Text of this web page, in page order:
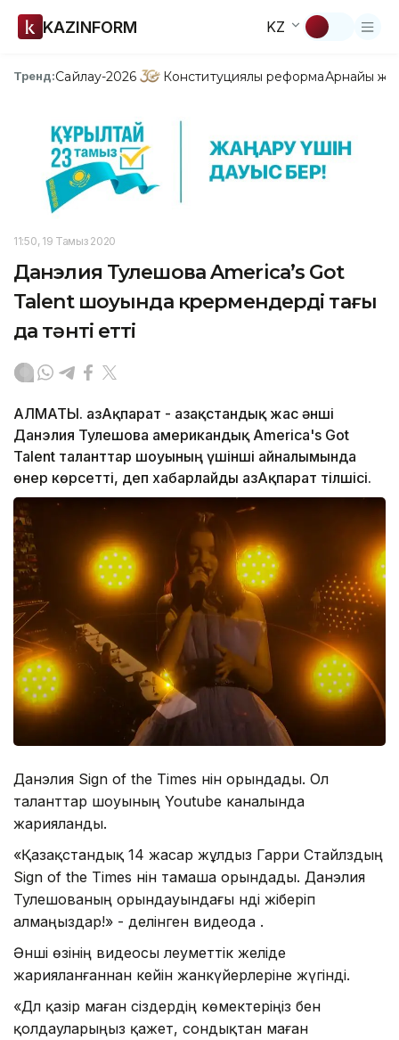
KAZINFORM KZ
Тренд:Сайлау-2026 Конституциялық реформаАрнайы
11:50, 19 Тамыз 2020
Данэлия Тулешова America’s Got
Talent шоуында көрермендерді тағы
да тәнті етті
АЛМАТЫ. ҚазАқпарат - Қазақстандық жас әнші
Данэлия Тулешова американдық America's Got
Talent таланттар шоуының үшінші айналымында
өнер көрсетті, деп хабарлайды ҚазАқпарат тілшісі.
Данэлия Sign of the Times әнін орындады. Ол
таланттар шоуының Youtube каналында
жарияланды.
«Қазақстандық 14 жасар жұлдыз Гарри Стайлздың
Sign of the Times әнін тамаша орындады. Данэлия
Тулешованың орындауындағы әнді жіберіп
алмаңыздар!» - делінген видеода .
Әнші өзінің видеосы әлеуметтік желіде
жарияланғаннан кейін жанкүйерлеріне жүгінді.
«Дәл қазір маған сіздердің көмектеріңіз бен
қолдауларыңыз қажет, сондықтан маған